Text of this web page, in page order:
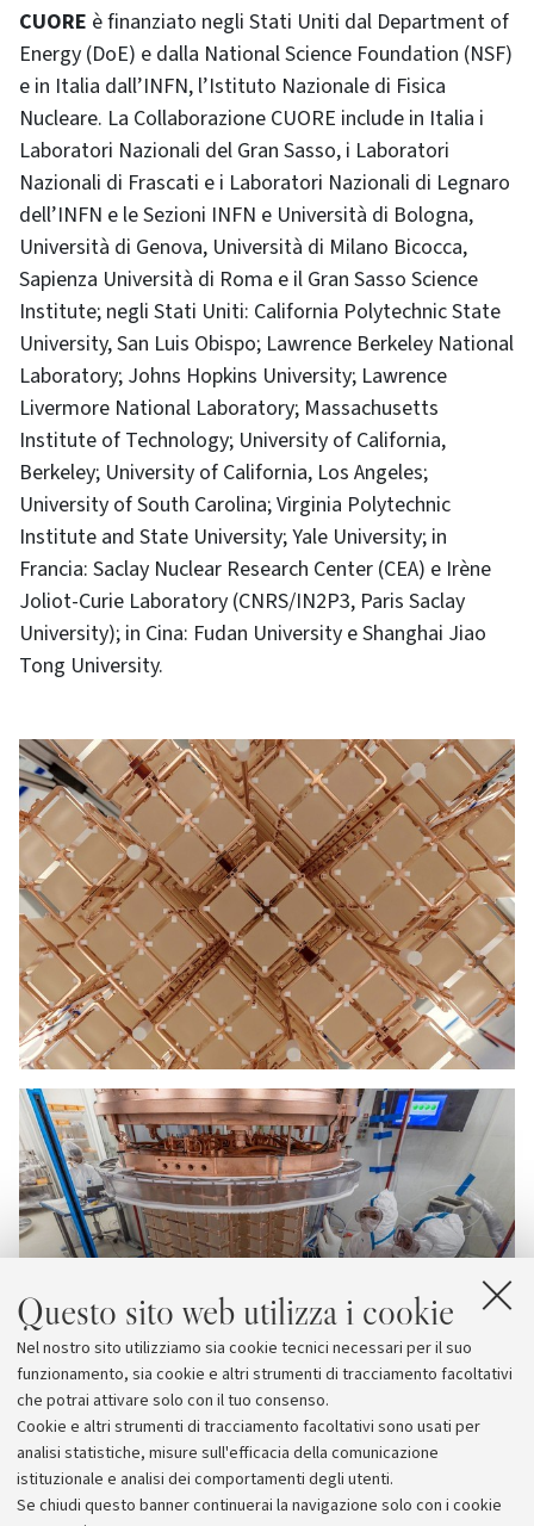
Questo sito web utilizza i cookie
Nel nostro sito utilizziamo sia cookie tecnici necessari per il suo
funzionamento, sia cookie e altri strumenti di tracciamento facoltativi
che potrai attivare solo con il tuo consenso.
Cookie e altri strumenti di tracciamento facoltativi sono usati per
analisi statistiche, misure sull'efficacia della comunicazione
istituzionale e analisi dei comportamenti degli utenti.
Se chiudi questo banner continuerai la navigazione solo con i cookie
CUORE è finanziato negli Stati Uniti dal Department of
Energy (DoE) e dalla National Science Foundation (NSF)
e in Italia dall’INFN, l’Istituto Nazionale di Fisica
Nucleare. La Collaborazione CUORE include in Italia i
Laboratori Nazionali del Gran Sasso, i Laboratori
Nazionali di Frascati e i Laboratori Nazionali di Legnaro
dell’INFN e le Sezioni INFN e Università di Bologna,
Università di Genova, Università di Milano Bicocca,
Sapienza Università di Roma e il Gran Sasso Science
Institute; negli Stati Uniti: California Polytechnic State
University, San Luis Obispo; Lawrence Berkeley National
Laboratory; Johns Hopkins University; Lawrence
Livermore National Laboratory; Massachusetts
Institute of Technology; University of California,
Berkeley; University of California, Los Angeles;
University of South Carolina; Virginia Polytechnic
Institute and State University; Yale University; in
Francia: Saclay Nuclear Research Center (CEA) e Irène
Joliot-Curie Laboratory (CNRS/IN2P3, Paris Saclay
University); in Cina: Fudan University e Shanghai Jiao
Tong University.